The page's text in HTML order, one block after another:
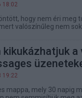
18:02
hogy nem éri meg
valószínűleg nem
kikukázhatjuk
19:22
mappa, mely 30 napig